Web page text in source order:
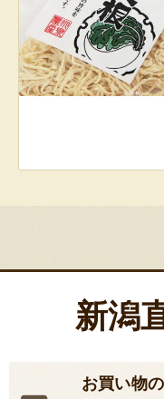
新潟
お買い物